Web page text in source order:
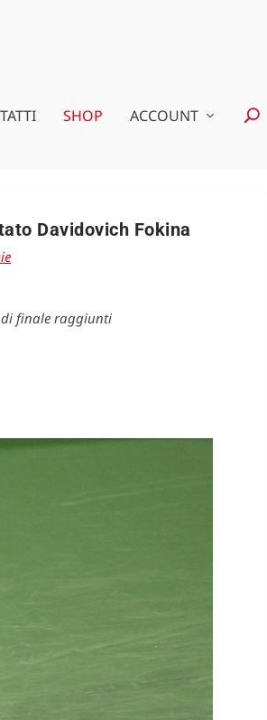
SHOP ACCOUNT
Davidovich Fokina
finale raggiunti